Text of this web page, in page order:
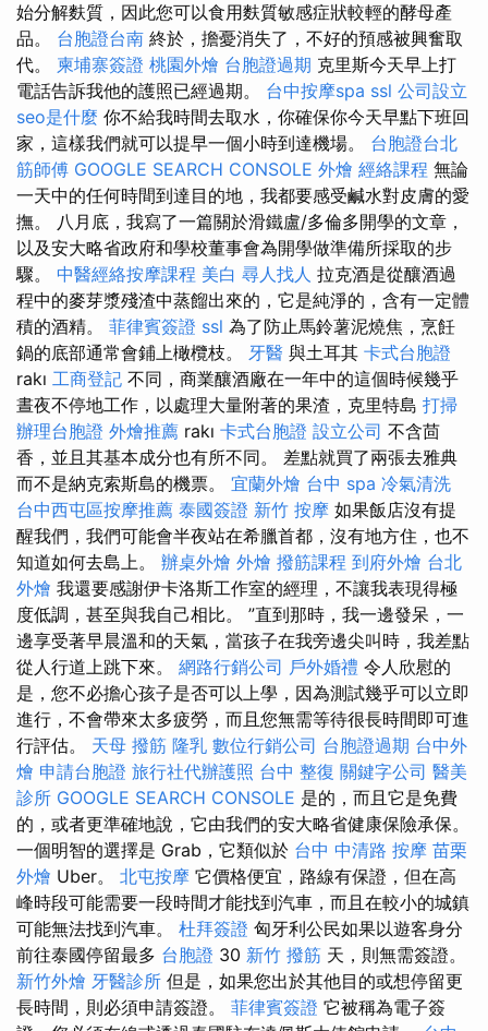
始分解麩質，因此您可以食用麩質敏感症狀較輕的酵母產
品。 台胞證台南 終於，擔憂消失了，不好的預感被興奮取
代。 柬埔寨簽證 桃園外燴 台胞證過期 克里斯今天早上打
電話告訴我他的護照已經過期。 台中按摩spa ssl 公司設立
seo是什麼 你不給我時間去取水，你確保你今天早點下班回
家，這樣我們就可以提早一個小時到達機場。 台胞證台北
筋師傅 GOOGLE SEARCH CONSOLE 外燴 經絡課程 無論
一天中的任何時間到達目的地，我都要感受鹹水對皮膚的愛
撫。 八月底，我寫了一篇關於滑鐵盧/多倫多開學的文章，
以及安大略省政府和學校董事會為開學做準備所採取的步
驟。 中醫經絡按摩課程 美白 尋人找人 拉克酒是從釀酒過
程中的麥芽漿殘渣中蒸餾出來的，它是純淨的，含有一定體
積的酒精。 菲律賓簽證 ssl 為了防止馬鈴薯泥燒焦，烹飪
鍋的底部通常會鋪上橄欖枝。 牙醫 與土耳其 卡式台胞證
rakı 工商登記 不同，商業釀酒廠在一年中的這個時候幾乎
晝夜不停地工作，以處理大量附著的果渣，克里特島 打掃
辦理台胞證 外燴推薦 rakı 卡式台胞證 設立公司 不含茴
香，並且其基本成分也有所不同。 差點就買了兩張去雅典
而不是納克索斯島的機票。 宜蘭外燴 台中 spa 冷氣清洗
台中西屯區按摩推薦 泰國簽證 新竹 按摩 如果飯店沒有提
醒我們，我們可能會半夜站在希臘首都，沒有地方住，也不
知道如何去島上。 辦桌外燴 外燴 撥筋課程 到府外燴 台北
外燴 我還要感謝伊卡洛斯工作室的經理，不讓我表現得極
度低調，甚至與我自己相比。 ”直到那時，我一邊發呆，一
邊享受著早晨溫和的天氣，當孩子在我旁邊尖叫時，我差點
從人行道上跳下來。 網路行銷公司 戶外婚禮 令人欣慰的
是，您不必擔心孩子是否可以上學，因為測試幾乎可以立即
進行，不會帶來太多疲勞，而且您無需等待很長時間即可進
行評估。 天母 撥筋 隆乳 數位行銷公司 台胞證過期 台中外
燴 申請台胞證 旅行社代辦護照 台中 整復 關鍵字公司 醫美
診所 GOOGLE SEARCH CONSOLE 是的，而且它是免費
的，或者更準確地說，它由我們的安大略省健康保險承保。
一個明智的選擇是 Grab，它類似於 台中 中清路 按摩 苗栗
外燴 Uber。 北屯按摩 它價格便宜，路線有保證，但在高
峰時段可能需要一段時間才能找到汽車，而且在較小的城鎮
可能無法找到汽車。 杜拜簽證 匈牙利公民如果以遊客身分
前往泰國停留最多 台胞證 30 新竹 撥筋 天，則無需簽證。
新竹外燴 牙醫診所 但是，如果您出於其他目的或想停留更
長時間，則必須申請簽證。 菲律賓簽證 它被稱為電子簽